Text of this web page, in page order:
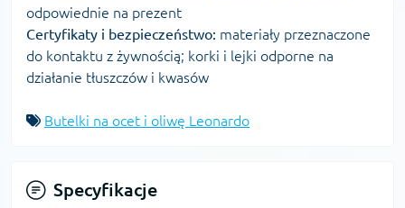
odpowiednie na prezent
Certyfikaty i bezpieczeństwo: materiały przeznaczone
do kontaktu z żywnością; korki i lejki odporne na
działanie tłuszczów i kwasów
Butelki na ocet i oliwę Leonardo
Specyfikacje